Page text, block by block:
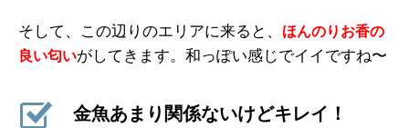
そして、この辺りのエリアに来ると、
ほんのりお香の
良い匂いがしてきます。和っぽい感じでイイですね〜
金魚あまり関係ないけどキレイ！